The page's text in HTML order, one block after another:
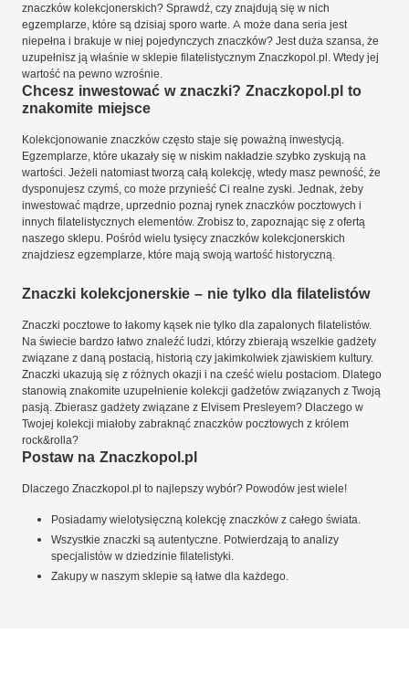
znaczków kolekcjonerskich? Sprawdź, czy znajdują się w nich
egzemplarze, które są dzisiaj sporo warte. A może dana seria jest
niepełna i brakuje w niej pojedynczych znaczków? Jest duża szansa, że
uzupełnisz ją właśnie w sklepie filatelistycznym Znaczkopol.pl. Wtedy jej
wartość na pewno wzrośnie.
Chcesz inwestować w znaczki? Znaczkopol.pl to
znakomite miejsce
Kolekcjonowanie znaczków często staje się poważną inwestycją.
Egzemplarze, które ukazały się w niskim nakładzie szybko zyskują na
wartości. Jeżeli natomiast tworzą całą kolekcję, wtedy masz pewność, że
dysponujesz czymś, co może przynieść Ci realne zyski. Jednak, żeby
inwestować mądrze, uprzednio poznaj rynek znaczków pocztowych i
innych filatelistycznych elementów. Zrobisz to, zapoznając się z ofertą
naszego sklepu. Pośród wielu tysięcy znaczków kolekcjonerskich
znajdziesz egzemplarze, które mają swoją wartość historyczną.
Znaczki kolekcjonerskie – nie tylko dla filatelistów
Znaczki pocztowe to łakomy kąsek nie tylko dla zapalonych filatelistów.
Na świecie bardzo łatwo znaleźć ludzi, którzy zbierają wszelkie gadżety
związane z daną postacią, historią czy jakimkolwiek zjawiskiem kultury.
Znaczki ukazują się z różnych okazji i na cześć wielu postaciom. Dlatego
stanowią znakomite uzupełnienie kolekcji gadżetów związanych z Twoją
pasją. Zbierasz gadżety związane z Elvisem Presleyem? Dlaczego w
Twojej kolekcji miałoby zabraknąć znaczków pocztowych z królem
rock&rolla?
Postaw na Znaczkopol.pl
Dlaczego Znaczkopol.pl to najlepszy wybór? Powodów jest wiele!
Posiadamy wielotysięczną kolekcję znaczków z całego świata.
Wszystkie znaczki są autentyczne. Potwierdzają to analizy
specjalistów w dziedzinie filatelistyki.
Zakupy w naszym sklepie są łatwe dla każdego.